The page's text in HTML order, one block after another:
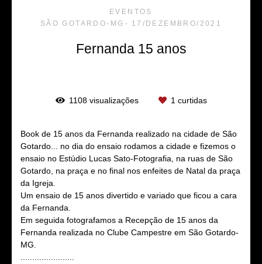
EVENTOS
SÃO GOTARDO-MG
17/DEZEMBRO/2021
Fernanda 15 anos
1108visualizações 1 curtidas
Book de 15 anos da Fernanda realizado na cidade de São
Gotardo... no dia do ensaio rodamos a cidade e fizemos o
ensaio no Estúdio Lucas Sato-Fotografia, na ruas de São
Gotardo, na praça e no final nos enfeites de Natal da praça
da Igreja.
Um ensaio de 15 anos divertido e variado que ficou a cara
da Fernanda.
Em seguida fotografamos a Recepção de 15 anos da
Fernanda realizada no Clube Campestre em São Gotardo-
MG.